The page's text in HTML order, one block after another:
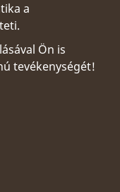
a
Ön is
tevékenységét!